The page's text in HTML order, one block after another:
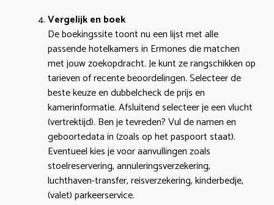
Vergelijk en boek
De boekingssite toont nu een lijst met alle
passende hotelkamers in Ermones die matchen
met jouw zoekopdracht. Je kunt ze rangschikken op
tarieven of recente beoordelingen. Selecteer de
beste keuze en dubbelcheck de prijs en
kamerinformatie. Afsluitend selecteer je een vlucht
(vertrektijd). Ben je tevreden? Vul de namen en
geboortedata in (zoals op het paspoort staat).
Eventueel kies je voor aanvullingen zoals
stoelreservering, annuleringsverzekering,
luchthaven-transfer, reisverzekering, kinderbedje,
(valet) parkeerservice.